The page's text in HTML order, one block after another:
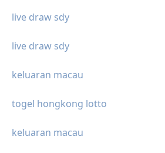
live draw sdy
live draw sdy
keluaran macau
togel hongkong lotto
keluaran macau